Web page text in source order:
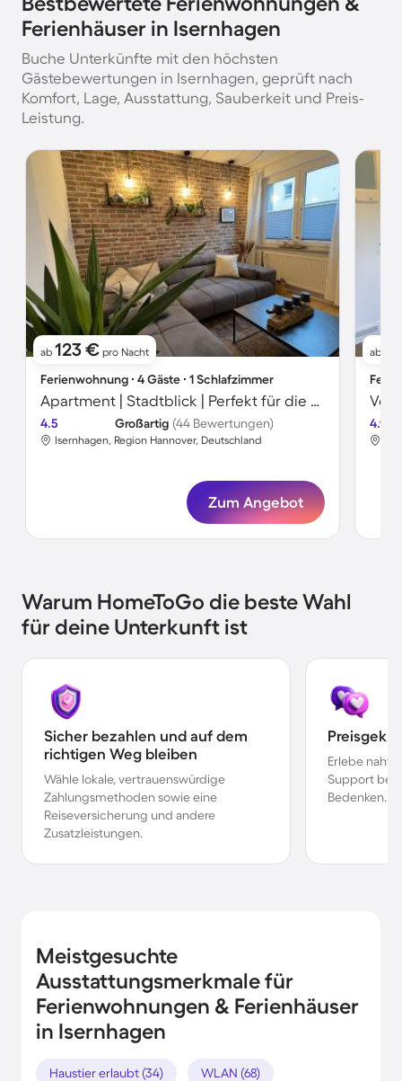
Ferienhäuser in Isernhagen
Buche Unterkünfte mit den höchsten
Gästebewertungen in Isernhagen, geprüft nach
Komfort, Lage, Ausstattung, Sauberkeit und Preis-
Leistung.
ab 123 € pro Nacht
Ferienwohnung ∙ 4 Gäste ∙ 1 Schlafzimmer
Apartment | Stadtblick | Perfekt für die Arbeit von Zuhause
4.5 Großartig (44 Bewertungen)
Isernhagen, Region Hannover, Deutschland
Zum Angebot
ab
4.9
Warum HomeToGo die beste Wahl
für deine Unterkunft ist
Sicher bezahlen und auf dem
richtigen Weg bleiben
Wähle lokale, vertrauenswürdige
Zahlungsmethoden sowie eine
Reiseversicherung und andere
Zusatzleistungen.
Erlebe
Support bei
Bedenken.
Meistgesuchte
Ausstattungsmerkmale für
Ferienwohnungen & Ferienhäuser
in Isernhagen
Haustier erlaubt (34) WLAN (68)